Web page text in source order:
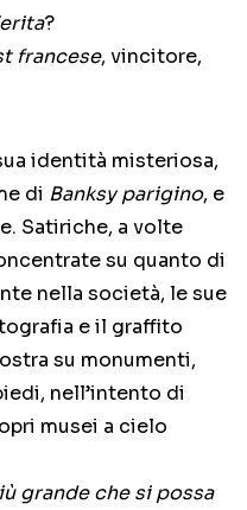
?
francese, vincitore,
identità misteriosa,
di Banksy parigino, e
Satiriche, a volte
su quanto di
nella società, le sue
e il graffito
su monumenti,
nell’intento di
musei a cielo
grande che si possa